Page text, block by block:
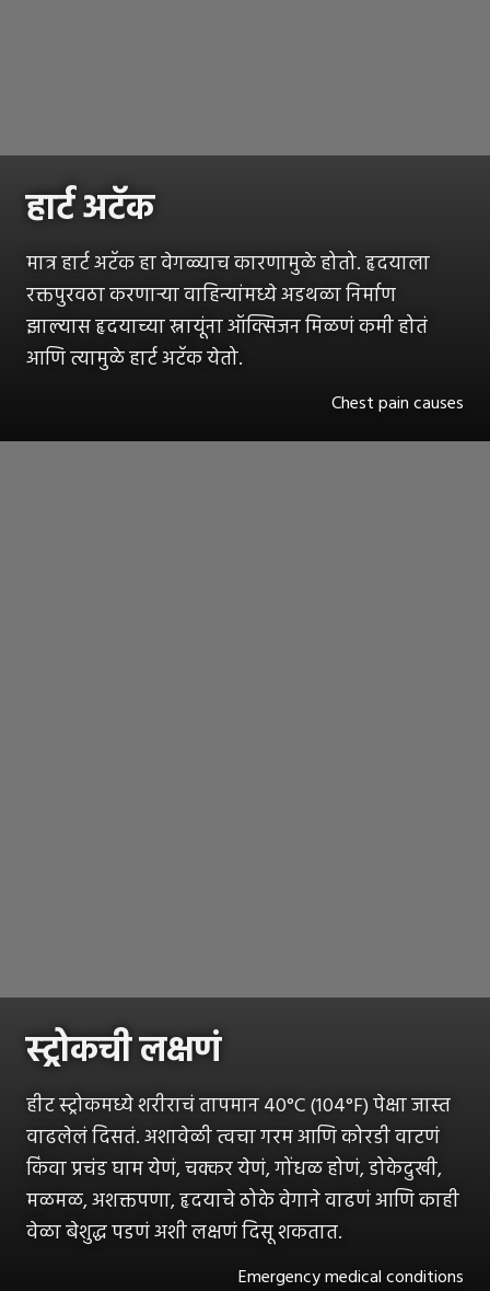
हार्ट अटॅक
मात्र हार्ट अटॅक हा वेगळ्याच कारणामुळे होतो. हृदयाला
रक्तपुरवठा करणाऱ्या वाहिन्यांमध्ये अडथळा निर्माण
झाल्यास हृदयाच्या स्नायूंना ऑक्सिजन मिळणं कमी होतं
आणि त्यामुळे हार्ट अटॅक येतो.
Chest pain causes
स्ट्रोकची लक्षणं
हीट स्ट्रोकमध्ये शरीराचं तापमान 40°C (104°F) पेक्षा जास्त
वाढलेलं दिसतं. अशावेळी त्वचा गरम आणि कोरडी वाटणं
किंवा प्रचंड घाम येणं, चक्कर येणं, गोंधळ होणं, डोकेदुखी,
मळमळ, अशक्तपणा, हृदयाचे ठोके वेगाने वाढणं आणि काही
वेळा बेशुद्ध पडणं अशी लक्षणं दिसू शकतात.
Emergency medical conditions